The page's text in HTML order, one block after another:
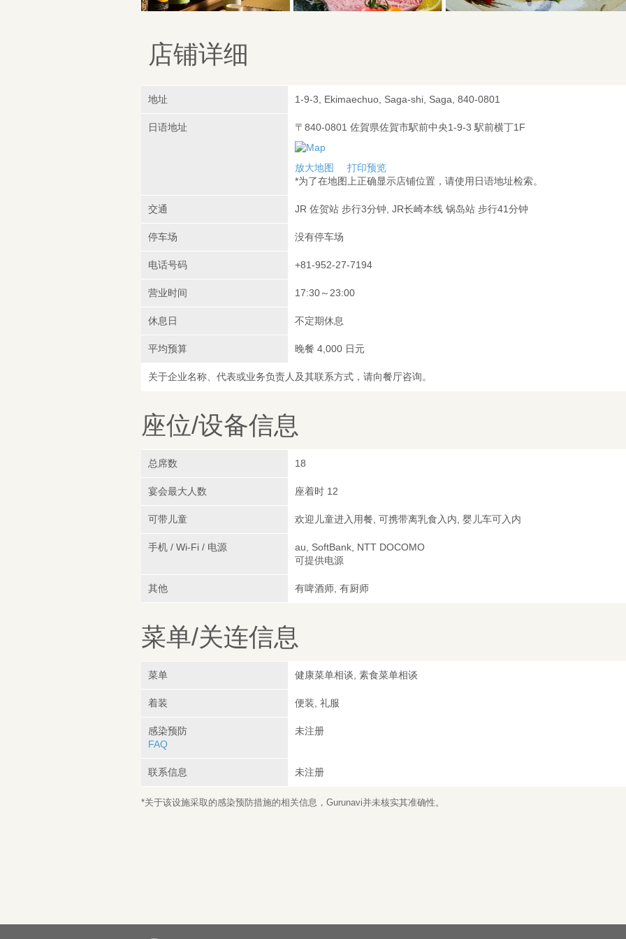
店铺详细
地址 1-9-3, Ekimaechuo, Saga-shi, Saga, 840-0801
日语地址 〒840-0801 佐賀県佐賀市駅前中央1-9-3 駅前横丁1F
放大地图
打印预览
*为了在地图上正确显示店铺位置，请使用日语地址检索。
交通 JR 佐贺站 步行3分钟, JR长崎本线 锅岛站 步行41分钟
停车场 没有停车场
电话号码 +81-952-27-7194
营业时间 17:30～23:00
休息日 不定期休息
平均预算 晚餐 4,000 日元
关于企业名称、代表或业务负责人及其联系方式，请向餐厅咨询。
座位/设备信息
总席数 18
宴会最大人数 座着时 12
可带儿童 欢迎儿童进入用餐, 可携带离乳食入内, 婴儿车可入内
手机 / Wi-Fi / 电源
au, SoftBank, NTT DOCOMO
可提供电源
其他 有啤酒师, 有厨师
菜单/关连信息
菜单 健康菜单相谈, 素食菜单相谈
着装 便装, 礼服
感染预防
FAQ
未注册
联系信息 未注册
*关于该设施采取的感染预防措施的相关信息，Gurunavi并未核实其准确性。